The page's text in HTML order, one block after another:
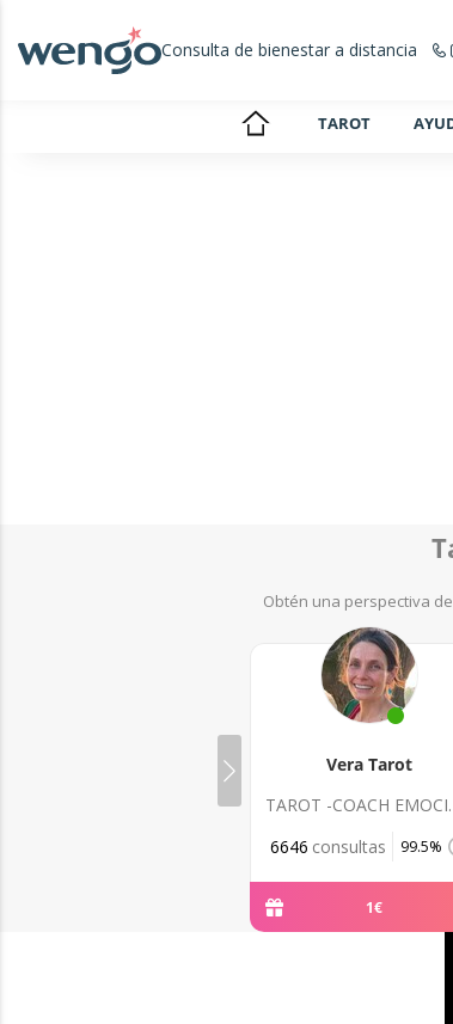
Consulta de bienestar a distancia
TAROT
Obtén una perspectiva
Vera Tarot
6646 consultas 99.5%
1€